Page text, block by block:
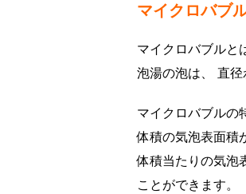
マイクロバブ
マイクロバブルと
泡湯の泡は、 直径
マイクロバブルの
体積の気泡表面積
体積当たりの気泡
ことができます。